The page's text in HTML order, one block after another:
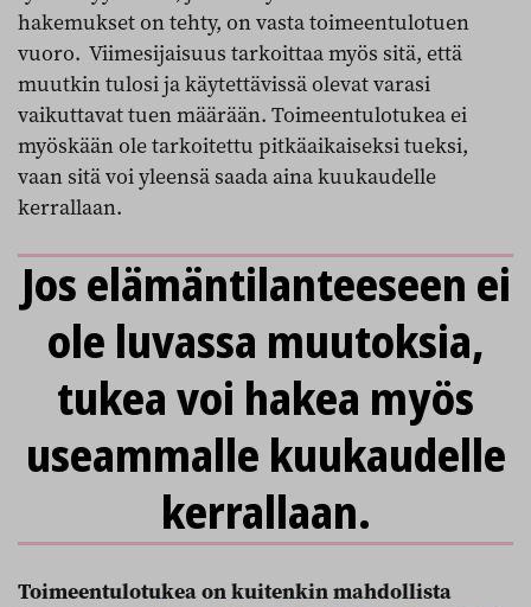
hakemukset on tehty, on vasta toimeentulotuen
vuoro. Viimesijaisuus tarkoittaa myös sitä, että
muutkin tulosi ja käytettävissä olevat varasi
vaikuttavat tuen määrään. Toimeentulotukea ei
myöskään ole tarkoitettu pitkäaikaiseksi tueksi,
vaan sitä voi yleensä saada aina kuukaudelle
kerrallaan.
Jos elämäntilanteeseen ei
ole luvassa muutoksia,
tukea voi hakea myös
useammalle kuukaudelle
kerrallaan.
Toimeentulotukea on kuitenkin mahdollista